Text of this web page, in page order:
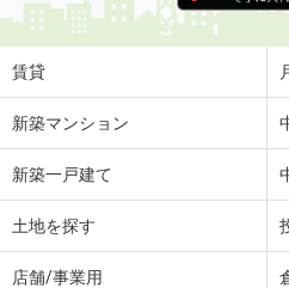
賃貸
新築マンション
新築一戸建て
土地を探す
店舗/事業用